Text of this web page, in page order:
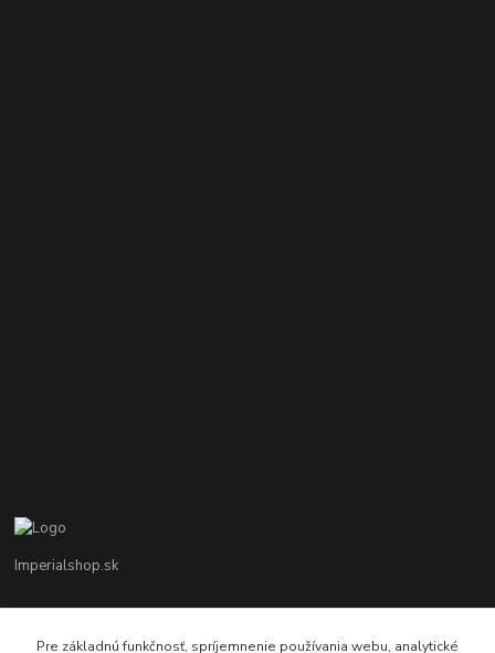
Imperialshop.sk
Pon-Pia 7 - 17 ; Sobota 8 - 12
Pre základnú funkčnosť, spríjemnenie používania webu, analytické